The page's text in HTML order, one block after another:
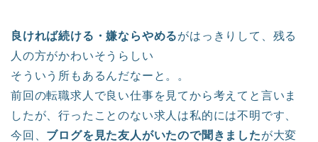
良ければ続ける・嫌ならやめるがはっきりして、残る
人の方がかわいそうらしい
そういう所もあるんだなーと。。
前回の転職求人で良い仕事を見てから考えてと言いま
したが、行ったことのない求人は私的には不明です、
今回、 ブログを見た友人がいたので聞きましたが大変